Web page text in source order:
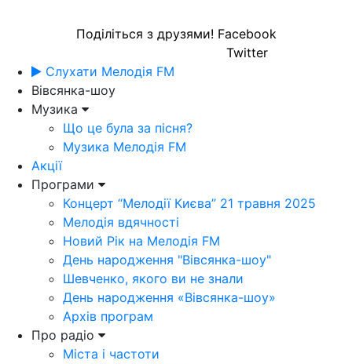
Поділіться з друзями! Facebook
Twitter
Слухати Мелодія FM
Вівсянка-шоу
Музика
Що це була за пісня?
Музика Мелодія FM
Акції
Програми
Концерт “Мелодії Києва” 21 травня 2025
Мелодія вдячності
Новий Рік на Мелодія FM
День народження "Вівсянка-шоу"
Шевченко, якого ви не знали
День народження «Вівсянка-шоу»
Архів програм
Про радіо
Міста і частоти